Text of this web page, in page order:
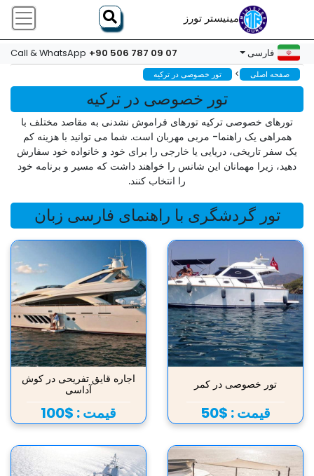
مینیستر تورز
فارسی Call & WhatsApp +90 506 787 09 07
صفحه اصلی > تور خصوصی در ترکیه
تور خصوصی در ترکیه
تورهای خصوصی ترکیه تورهای فراموش نشدنی به مقاصد مختلف با
همراهی یک راهنما- مربی مهربان است. شما می توانید با هزینه کم
یک سفر تاریخی، دریایی یا خارجی را برای خود و خانواده خود سفارش
دهید، زیرا مهمانان این شانس را خواهند داشت که مسیر و برنامه خود
را انتخاب کنند.
تور گردشگری با راهنمای فارسی زبان
تور خصوصی در کمر
قیمت : $50
اجاره قایق تفریحی در کوش
آداسی
قیمت : $100